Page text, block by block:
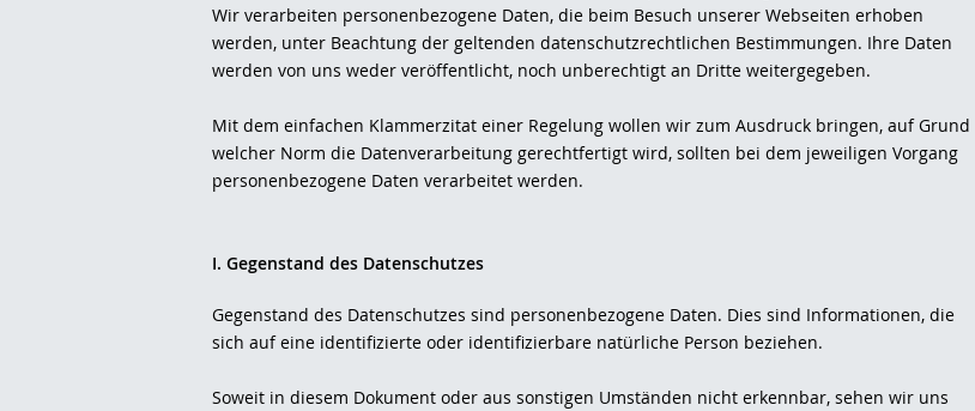
Wir verarbeiten personenbezogene Daten, die beim Besuch unserer Webseiten erhoben
werden, unter Beachtung der geltenden datenschutzrechtlichen Bestimmungen. Ihre Daten
werden von uns weder veröffentlicht, noch unberechtigt an Dritte weitergegeben.
Mit dem einfachen Klammerzitat einer Regelung wollen wir zum Ausdruck bringen, auf Grund
welcher Norm die Datenverarbeitung gerechtfertigt wird, sollten bei dem jeweiligen Vorgang
personenbezogene Daten verarbeitet werden.
I. Gegenstand des Datenschutzes
Gegenstand des Datenschutzes sind personenbezogene Daten. Dies sind Informationen, die
sich auf eine identifizierte oder identifizierbare natürliche Person beziehen.
Soweit in diesem Dokument oder aus sonstigen Umständen nicht erkennbar, sehen wir uns